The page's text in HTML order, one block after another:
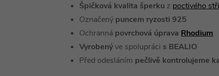
Špičková kvalita šperku z poctivého
Označený puncem ryzosti 925
Ochranná povrchová úprava Rhodium
Vyrobenýve spolupráci s BEALIO
Před odesláním pečlivě kontrolujeme